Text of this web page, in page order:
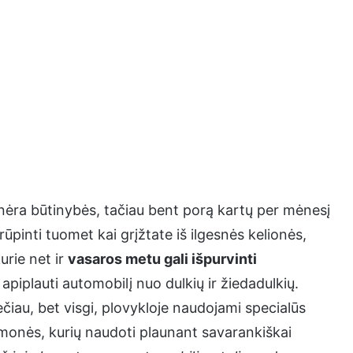
būtinybės, tačiau bent porą kartų per mėnesį
tuomet kai grįžtate iš ilgesnės kelionės,
net ir vasaros metu gali išpurvinti
automobilį nuo dulkių ir žiedadulkių.
bet visgi, plovykloje naudojami specialūs
kurių naudoti plaunant savarankiškai